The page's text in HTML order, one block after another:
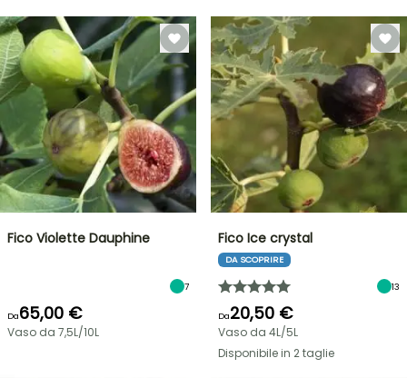
Fico Violette Dauphine
7
Da65,00 €
Vaso da 7,5L/10L
Fico Ice crystal
DA SCOPRIRE
13
Da20,50 €
Vaso da 4L/5L
Disponibile in 2 taglie